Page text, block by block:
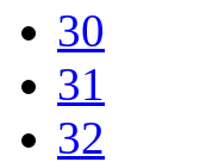
30
31
32